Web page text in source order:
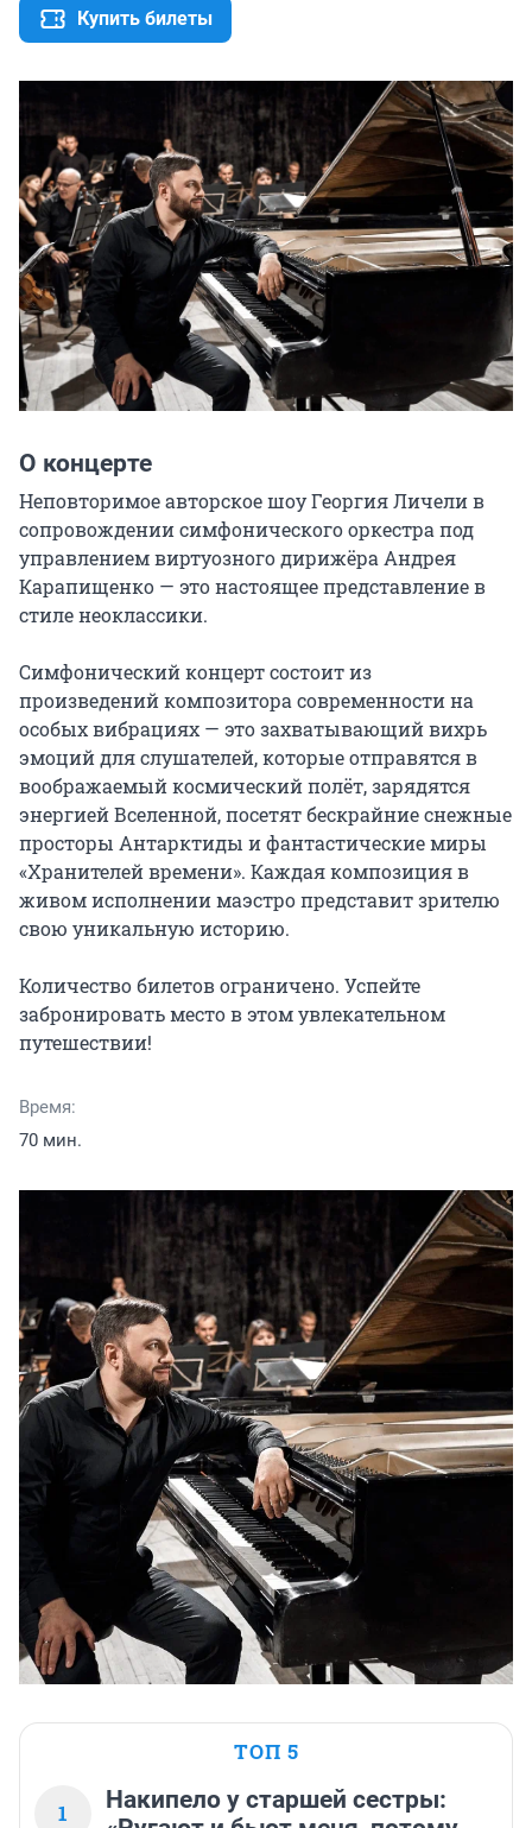
Купить билеты
О концерте
Неповторимое авторское шоу Георгия Личели в
сопровождении симфонического оркестра под
управлением виртуозного дирижёра Андрея
Карапищенко — это настоящее представление в
стиле неоклассики.
Симфонический концерт состоит из
произведений композитора современности на
особых вибрациях — это захватывающий вихрь
эмоций для слушателей, которые отправятся в
воображаемый космический полёт, зарядятся
энергией Вселенной, посетят бескрайние снежные
просторы Антарктиды и фантастические миры
«Хранителей времени». Каждая композиция в
живом исполнении маэстро представит зрителю
свою уникальную историю.
Количество билетов ограничено. Успейте
забронировать место в этом увлекательном
путешествии!
Время:
70 мин.
ТОП 5
1
Накипело у старшей сестры: